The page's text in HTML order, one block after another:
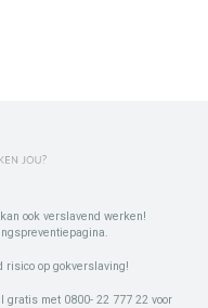
ook verslavend werken!
risico op gokverslaving!
gratis met 0800- 22 777 22 voor